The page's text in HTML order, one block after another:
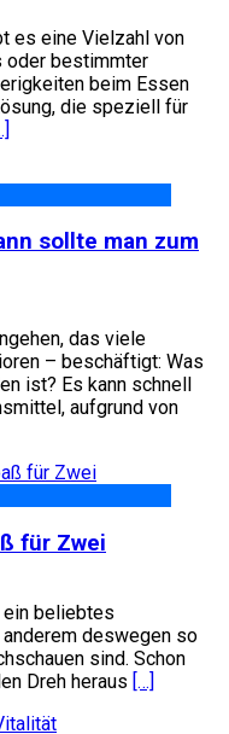
es eine Vielzahl von
oder bestimmter
beim Essen
die speziell für
sollte man zum
das viele
– beschäftigt: Was
ist? Es kann schnell
aufgrund von
für Zwei
ein beliebtes
deswegen so
sind. Schon
Dreh heraus […]